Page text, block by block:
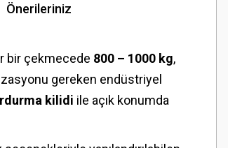
Önerileriniz
bir çekmecede 800 – 1000 kg,
gereken endüstriyel
kilidi ile açık konumda